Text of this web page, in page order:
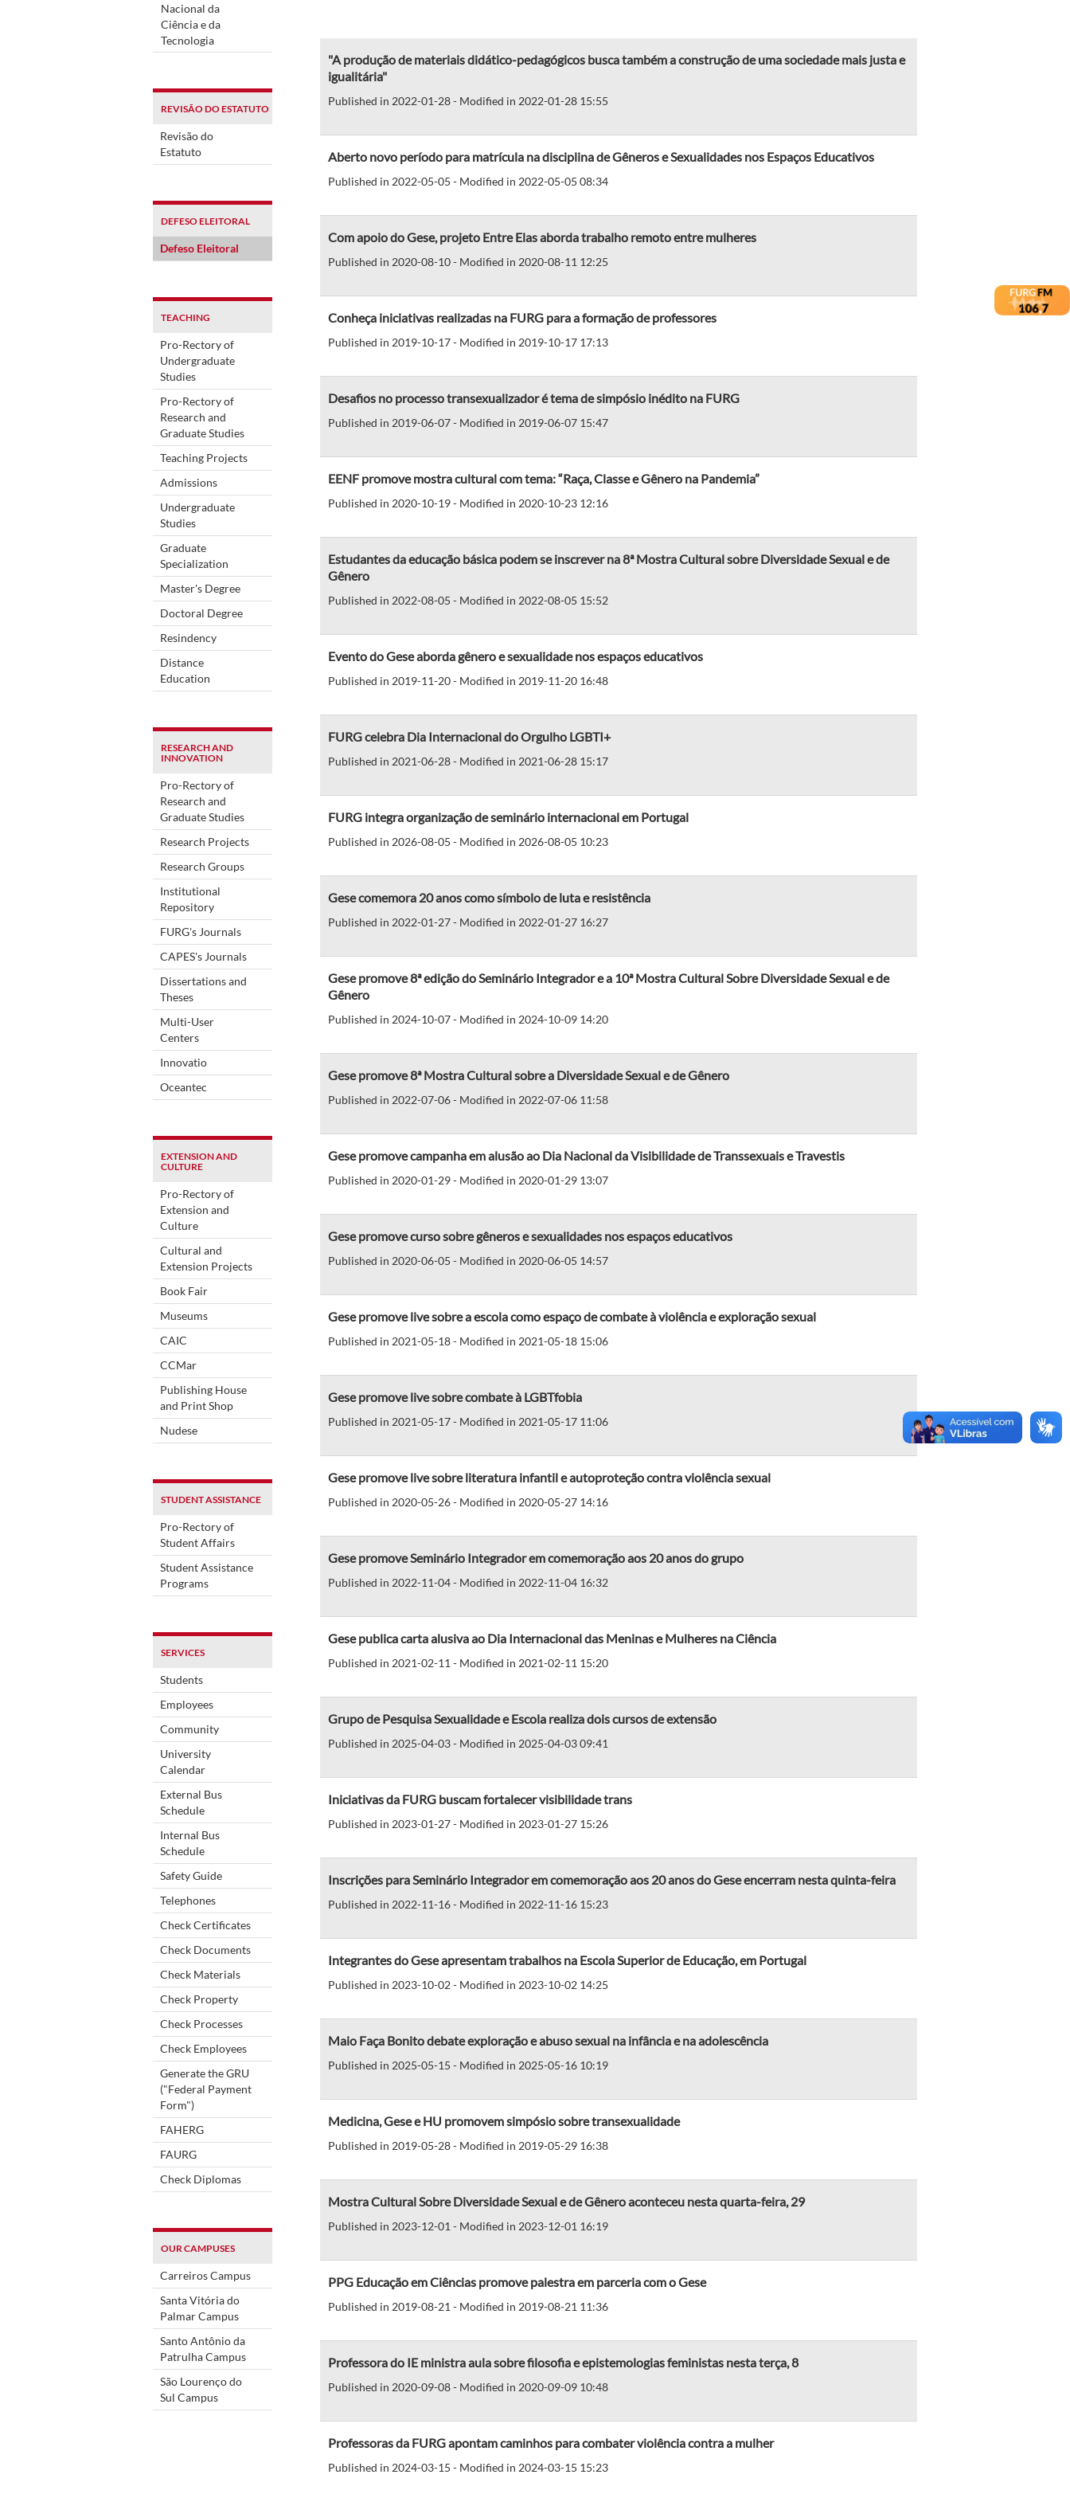
Nacional da
Ciência e da
Tecnologia
REVISÃO DO ESTATUTO
Revisão do
Estatuto
DEFESO ELEITORAL
Defeso Eleitoral
TEACHING
Pro-Rectory of
Undergraduate
Studies
Pro-Rectory of
Research and
Graduate Studies
Teaching Projects
Admissions
Undergraduate
Studies
Graduate
Specialization
Master's Degree
Doctoral Degree
Resindency
Distance
Education
RESEARCH AND
INNOVATION
Pro-Rectory of
Research and
Graduate Studies
Research Projects
Research Groups
Institutional
Repository
FURG's Journals
CAPES's Journals
Dissertations and
Theses
Multi-User
Centers
Innovatio
Oceantec
EXTENSION AND
CULTURE
Pro-Rectory of
Extension and
Culture
Cultural and
Extension Projects
Book Fair
Museums
CAIC
CCMar
Publishing House
and Print Shop
Nudese
STUDENT ASSISTANCE
Pro-Rectory of
Student Affairs
Student Assistance
Programs
SERVICES
Students
Employees
Community
University
Calendar
External Bus
Schedule
Internal Bus
Schedule
Safety Guide
Telephones
Check Certificates
Check Documents
Check Materials
Check Property
Check Processes
Check Employees
Generate the GRU
("Federal Payment
Form")
FAHERG
FAURG
Check Diplomas
OUR CAMPUSES
Carreiros Campus
Santa Vitória do
Palmar Campus
Santo Antônio da
Patrulha Campus
São Lourenço do
Sul Campus
"A produção de materiais didático-pedagógicos busca também a construção de uma sociedade mais justa e
igualitária"
Published in 2022-01-28 - Modified in 2022-01-28 15:55
Aberto novo período para matrícula na disciplina de Gêneros e Sexualidades nos Espaços Educativos
Published in 2022-05-05 - Modified in 2022-05-05 08:34
Com apoio do Gese, projeto Entre Elas aborda trabalho remoto entre mulheres
Published in 2020-08-10 - Modified in 2020-08-11 12:25
Conheça iniciativas realizadas na FURG para a formação de professores
Published in 2019-10-17 - Modified in 2019-10-17 17:13
Desafios no processo transexualizador é tema de simpósio inédito na FURG
Published in 2019-06-07 - Modified in 2019-06-07 15:47
EENF promove mostra cultural com tema: “Raça, Classe e Gênero na Pandemia”
Published in 2020-10-19 - Modified in 2020-10-23 12:16
Estudantes da educação básica podem se inscrever na 8ª Mostra Cultural sobre Diversidade Sexual e de
Gênero
Published in 2022-08-05 - Modified in 2022-08-05 15:52
Evento do Gese aborda gênero e sexualidade nos espaços educativos
Published in 2019-11-20 - Modified in 2019-11-20 16:48
FURG celebra Dia Internacional do Orgulho LGBTI+
Published in 2021-06-28 - Modified in 2021-06-28 15:17
FURG integra organização de seminário internacional em Portugal
Published in 2026-08-05 - Modified in 2026-08-05 10:23
Gese comemora 20 anos como símbolo de luta e resistência
Published in 2022-01-27 - Modified in 2022-01-27 16:27
Gese promove 8ª edição do Seminário Integrador e a 10ª Mostra Cultural Sobre Diversidade Sexual e de
Gênero
Published in 2024-10-07 - Modified in 2024-10-09 14:20
Gese promove 8ª Mostra Cultural sobre a Diversidade Sexual e de Gênero
Published in 2022-07-06 - Modified in 2022-07-06 11:58
Gese promove campanha em alusão ao Dia Nacional da Visibilidade de Transsexuais e Travestis
Published in 2020-01-29 - Modified in 2020-01-29 13:07
Gese promove curso sobre gêneros e sexualidades nos espaços educativos
Published in 2020-06-05 - Modified in 2020-06-05 14:57
Gese promove live sobre a escola como espaço de combate à violência e exploração sexual
Published in 2021-05-18 - Modified in 2021-05-18 15:06
Gese promove live sobre combate à LGBTfobia
Published in 2021-05-17 - Modified in 2021-05-17 11:06
Gese promove live sobre literatura infantil e autoproteção contra violência sexual
Published in 2020-05-26 - Modified in 2020-05-27 14:16
Gese promove Seminário Integrador em comemoração aos 20 anos do grupo
Published in 2022-11-04 - Modified in 2022-11-04 16:32
Gese publica carta alusiva ao Dia Internacional das Meninas e Mulheres na Ciência
Published in 2021-02-11 - Modified in 2021-02-11 15:20
Grupo de Pesquisa Sexualidade e Escola realiza dois cursos de extensão
Published in 2025-04-03 - Modified in 2025-04-03 09:41
Iniciativas da FURG buscam fortalecer visibilidade trans
Published in 2023-01-27 - Modified in 2023-01-27 15:26
Inscrições para Seminário Integrador em comemoração aos 20 anos do Gese encerram nesta quinta-feira
Published in 2022-11-16 - Modified in 2022-11-16 15:23
Integrantes do Gese apresentam trabalhos na Escola Superior de Educação, em Portugal
Published in 2023-10-02 - Modified in 2023-10-02 14:25
Maio Faça Bonito debate exploração e abuso sexual na infância e na adolescência
Published in 2025-05-15 - Modified in 2025-05-16 10:19
Medicina, Gese e HU promovem simpósio sobre transexualidade
Published in 2019-05-28 - Modified in 2019-05-29 16:38
Mostra Cultural Sobre Diversidade Sexual e de Gênero aconteceu nesta quarta-feira, 29
Published in 2023-12-01 - Modified in 2023-12-01 16:19
PPG Educação em Ciências promove palestra em parceria com o Gese
Published in 2019-08-21 - Modified in 2019-08-21 11:36
Professora do IE ministra aula sobre filosofia e epistemologias feministas nesta terça, 8
Published in 2020-09-08 - Modified in 2020-09-09 10:48
Professoras da FURG apontam caminhos para combater violência contra a mulher
Published in 2024-03-15 - Modified in 2024-03-15 15:23